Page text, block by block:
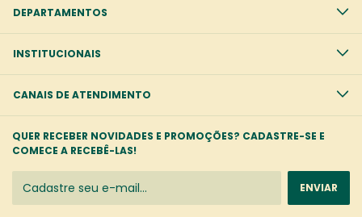
DEPARTAMENTOS
INSTITUCIONAIS
CANAIS DE ATENDIMENTO
QUER RECEBER NOVIDADES E PROMOÇÕES? CADASTRE-SE E
COMECE A RECEBÊ-LAS!